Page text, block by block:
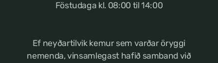
Föstudaga kl. 08:00 til 14:00
Ef neyðartilvik kemur sem varðar öryggi
nemenda, vinsamlegast hafið samband við